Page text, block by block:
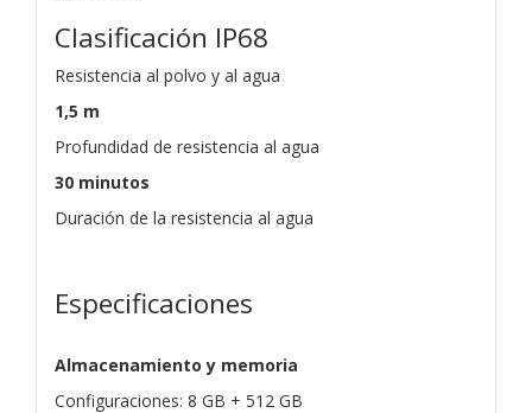
Clasificación IP68
Resistencia al polvo y al agua
1,5 m
Profundidad de resistencia al agua
30 minutos
Duración de la resistencia al agua
Especificaciones
Almacenamiento y memoria
Configuraciones: 8 GB + 512 GB